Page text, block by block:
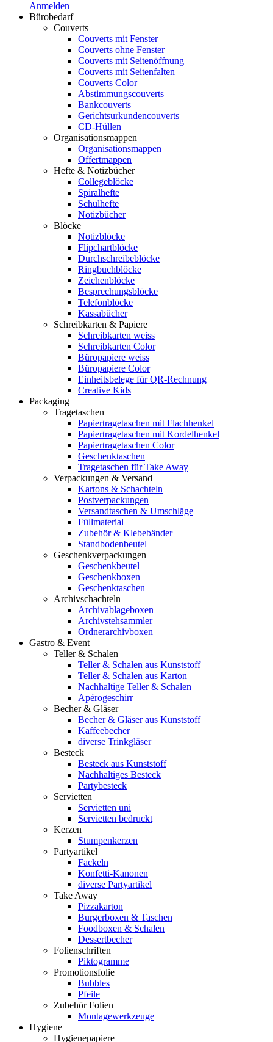
Anmelden
Bürobedarf
Couverts
Couverts mit Fenster
Couverts ohne Fenster
Couverts mit Seitenöffnung
Couverts mit Seitenfalten
Couverts Color
Abstimmungscouverts
Bankcouverts
Gerichtsurkundencouverts
CD-Hüllen
Organisationsmappen
Organisationsmappen
Offertmappen
Hefte & Notizbücher
Collegeblöcke
Spiralhefte
Schulhefte
Notizbücher
Blöcke
Notizblöcke
Flipchartblöcke
Durchschreibeblöcke
Ringbuchblöcke
Zeichenblöcke
Besprechungsblöcke
Telefonblöcke
Kassabücher
Schreibkarten & Papiere
Schreibkarten weiss
Schreibkarten Color
Büropapiere weiss
Büropapiere Color
Einheitsbelege für QR-Rechnung
Creative Kids
Packaging
Tragetaschen
Papiertragetaschen mit Flachhenkel
Papiertragetaschen mit Kordelhenkel
Papiertragetaschen Color
Geschenktaschen
Tragetaschen für Take Away
Verpackungen & Versand
Kartons & Schachteln
Postverpackungen
Versandtaschen & Umschläge
Füllmaterial
Zubehör & Klebebänder
Standbodenbeutel
Geschenkverpackungen
Geschenkbeutel
Geschenkboxen
Geschenktaschen
Archivschachteln
Archivablageboxen
Archivstehsammler
Ordnerarchivboxen
Gastro & Event
Teller & Schalen
Teller & Schalen aus Kunststoff
Teller & Schalen aus Karton
Nachhaltige Teller & Schalen
Apérogeschirr
Becher & Gläser
Becher & Gläser aus Kunststoff
Kaffeebecher
diverse Trinkgläser
Besteck
Besteck aus Kunststoff
Nachhaltiges Besteck
Partybesteck
Servietten
Servietten uni
Servietten bedruckt
Kerzen
Stumpenkerzen
Partyartikel
Fackeln
Konfetti-Kanonen
diverse Partyartikel
Take Away
Pizzakarton
Burgerboxen & Taschen
Foodboxen & Schalen
Dessertbecher
Folienschriften
Piktogramme
Promotionsfolie
Bubbles
Pfeile
Zubehör Folien
Montagewerkzeuge
Hygiene
Hygienepapiere